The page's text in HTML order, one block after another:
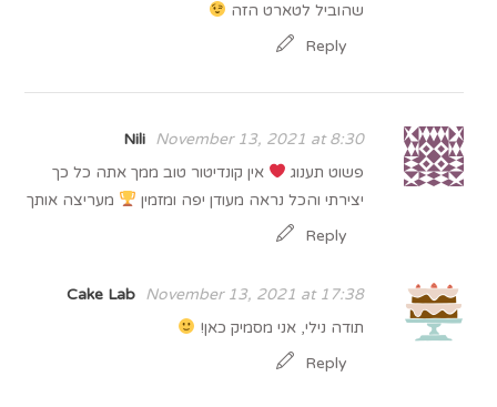
שהוביל לטארט הזה
Reply
Nili
November 13, 2021 at 8:30
פשוט תענוג
אין קונדיטור טוב ממך אתה כל כך
יצירתי והכל נראה מעודן יפה ומזמין
מעריצה אותך
Reply
Cake Lab
November 13, 2021 at 17:38
תודה נילי, אני מסמיק כאן!
Reply